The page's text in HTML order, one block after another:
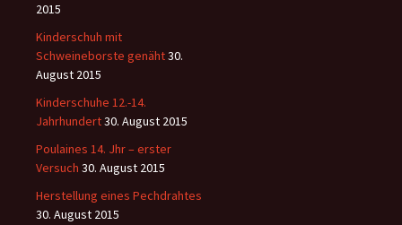
2015
Kinderschuh mit
Schweineborste genäht30.
August 2015
Kinderschuhe 12.-14.
Jahrhundert30. August 2015
Poulaines 14. Jhr – erster
Versuch 30. August 2015
Herstellung eines Pechdrahtes
30. August 2015